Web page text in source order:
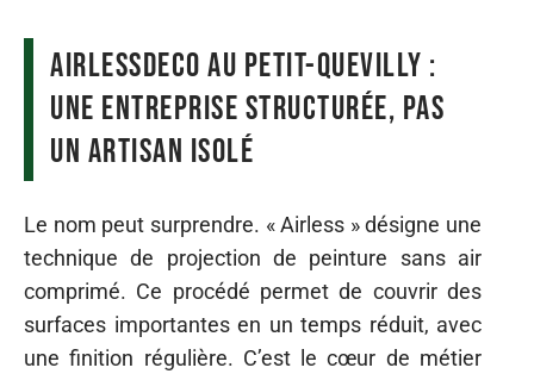
AIRLESSDECO au Petit-Quevilly :
une entreprise structurée, pas
un artisan isolé
Le nom peut surprendre. « Airless » désigne une
technique de projection de peinture sans air
comprimé. Ce procédé permet de couvrir des
surfaces importantes en un temps réduit, avec
une finition régulière. C’est le cœur de métier